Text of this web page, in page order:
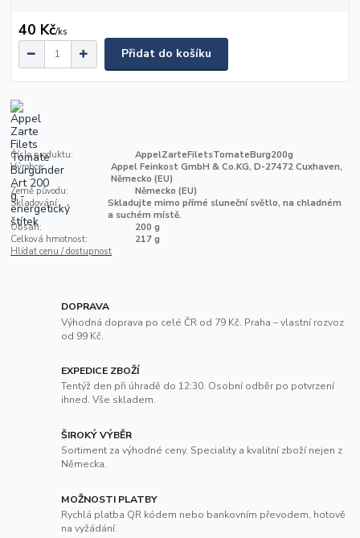
40 Kč/ks
Přidat do košíku
Číslo produktu:
AppelZarteFiletsTomateBurg200g
Výrobce:
Appel Feinkost GmbH & Co.KG, D-27472 Cuxhaven,
Německo (EU)
Země původu:
Německo (EU)
Skladování:
Skladujte mimo přímé sluneční světlo, na chladném
a suchém místě.
Obsah:
200 g
Celková hmotnost:
217 g
Hlídat cenu / dostupnost
DOPRAVA
Výhodná doprava po celé ČR od 79 Kč. Praha – vlastní rozvoz
od 99 Kč.
EXPEDICE ZBOŽÍ
Tentýž den při úhradě do 12:30. Osobní odběr po potvrzení
ihned. Vše skladem.
ŠIROKÝ VÝBĚR
Sortiment za výhodné ceny. Speciality a kvalitní zboží nejen z
Německa.
MOŽNOSTI PLATBY
Rychlá platba QR kódem nebo bankovním převodem, hotově
na vyžádání.